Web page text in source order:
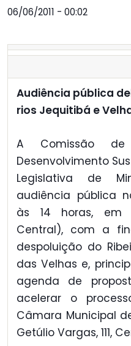
06/06/2011 - 00:02
Audiência pública
rios Jequitibá e
A Comissão
Desenvolvimento
Legislativa de
audiência pública
às 14 horas, em
Central), com a
despoluição do
das Velhas e,
agenda de
acelerar o
Câmara Municipal
Getúlio Vargas, 111,